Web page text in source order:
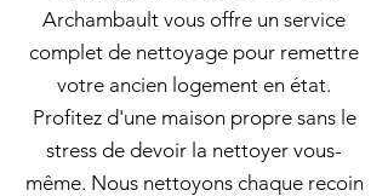
Archambault vous offre un service
complet de nettoyage pour remettre
votre ancien logement en état.
Profitez d'une maison propre sans le
stress de devoir la nettoyer vous-
même. Nous nettoyons chaque recoin